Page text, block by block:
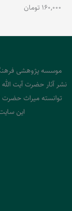
160,000 تومان
نشر آثار حضرت آیت الله
توانسته میراث حضرت
این